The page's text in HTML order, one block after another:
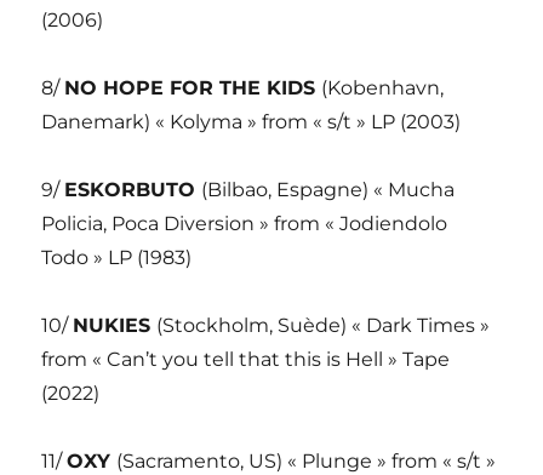
(2006)
8/ NO HOPE FOR THE KIDS (Kobenhavn,
Danemark) « Kolyma » from « s/t » LP (2003)
9/ ESKORBUTO (Bilbao, Espagne) « Mucha
Policia, Poca Diversion » from « Jodiendolo
Todo » LP (1983)
10/ NUKIES (Stockholm, Suède) « Dark Times »
from « Can’t you tell that this is Hell » Tape
(2022)
11/OXY (Sacramento, US) « Plunge » from « s/t »